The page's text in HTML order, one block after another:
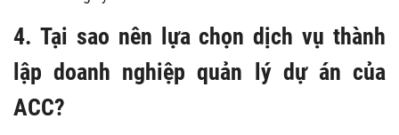
4. Tại sao nên lựa chọn dịch vụ thành
lập doanh nghiệp quản lý dự án của
ACC?